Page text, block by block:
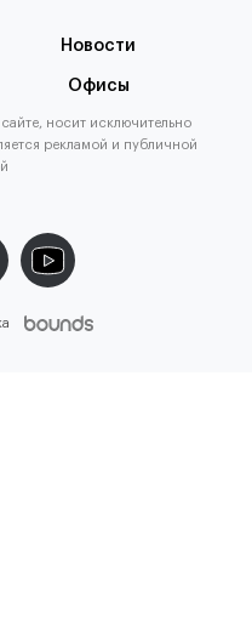
Новости
Офисы
носит исключительно
рекламой и публичной